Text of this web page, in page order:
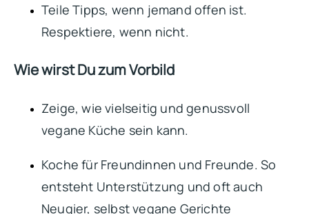
Teile Tipps, wenn jemand offen ist.
Respektiere, wenn nicht.
Wie wirst Du zum Vorbild
Zeige, wie vielseitig und genussvoll
vegane Küche sein kann.
Koche für Freundinnen und Freunde. So
entsteht Unterstützung und oft auch
Neugier, selbst vegane Gerichte